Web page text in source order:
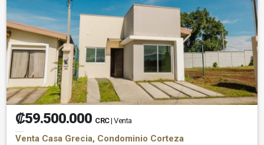
₡59.500.000 CRC| Venta
Venta Casa Grecia, Condominio Corteza